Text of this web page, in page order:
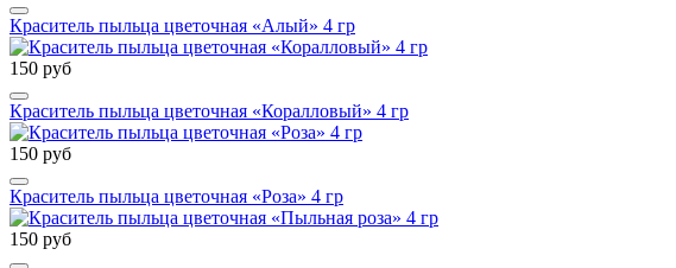
Краситель пыльца цветочная «Алый» 4 гр
150 руб
Краситель пыльца цветочная «Коралловый» 4 гр
150 руб
Краситель пыльца цветочная «Роза» 4 гр
150 руб